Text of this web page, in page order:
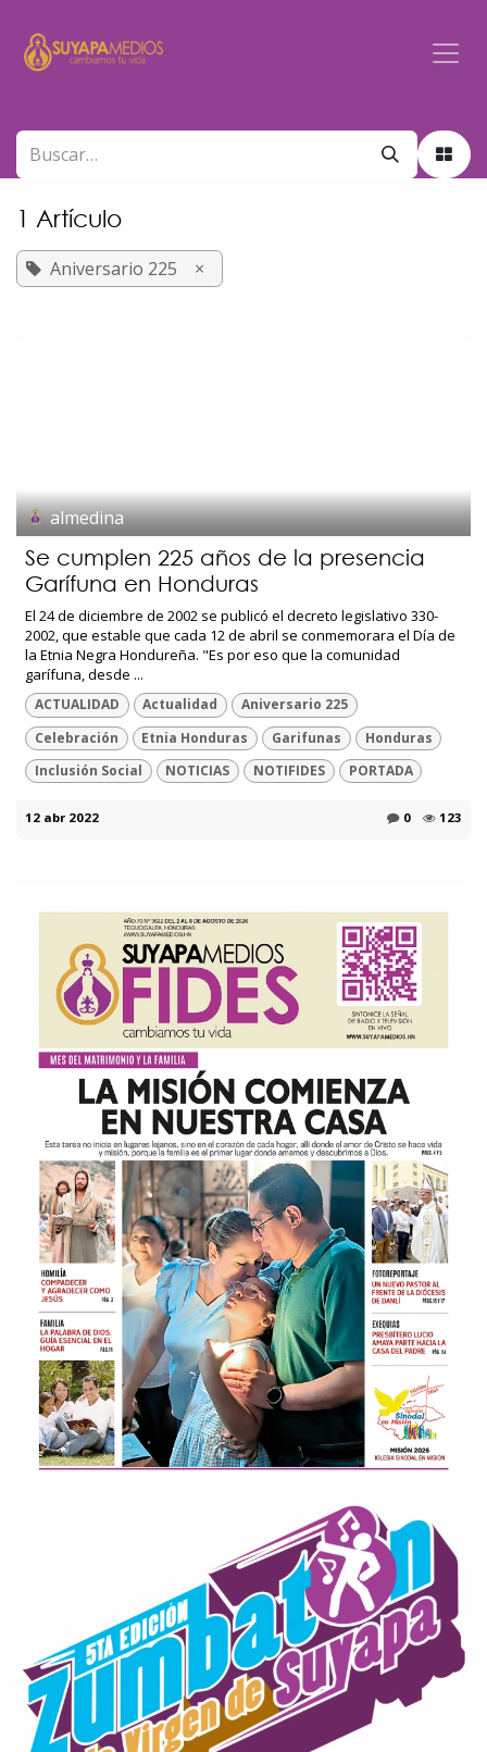
1 Artículo
Aniversario 225 ×
almedina
Se cumplen 225 años de la presencia
Garífuna en Honduras
El 24 de diciembre de 2002 se publicó el decreto legislativo 330-
2002, que estable que cada 12 de abril se conmemorara el Día de
la Etnia Negra Hondureña. "Es por eso que la comunidad
garífuna, desde ...
ACTUALIDAD Actualidad
Aniversario 225
Celebración
Etnia Honduras Garifunas
Honduras
Inclusión Social
NOTICIAS NOTIFIDES PORTADA
12 abr 2022 0 123